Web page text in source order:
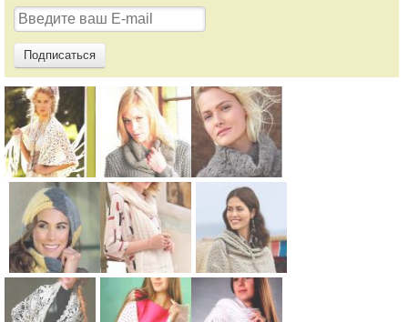
Схема:
белая
ажурная
шаль
вязание
Схема:
бежевый
шарф-труба
вязание
крючком
Схема:
хомут с
ажурным
узором
вязание
Схема:
Схема:
Схема: